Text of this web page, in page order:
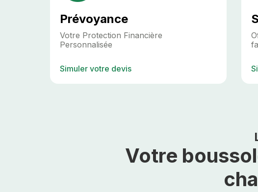
Prévoyance
Votre Protection Financière
Personnalisée
Simuler votre devis
Votre